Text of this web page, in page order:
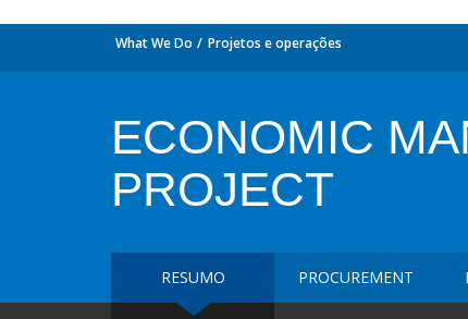
What We Do Projetos e operações
ECONOMIC
PROJECT
RESUMO PROCUREMENT